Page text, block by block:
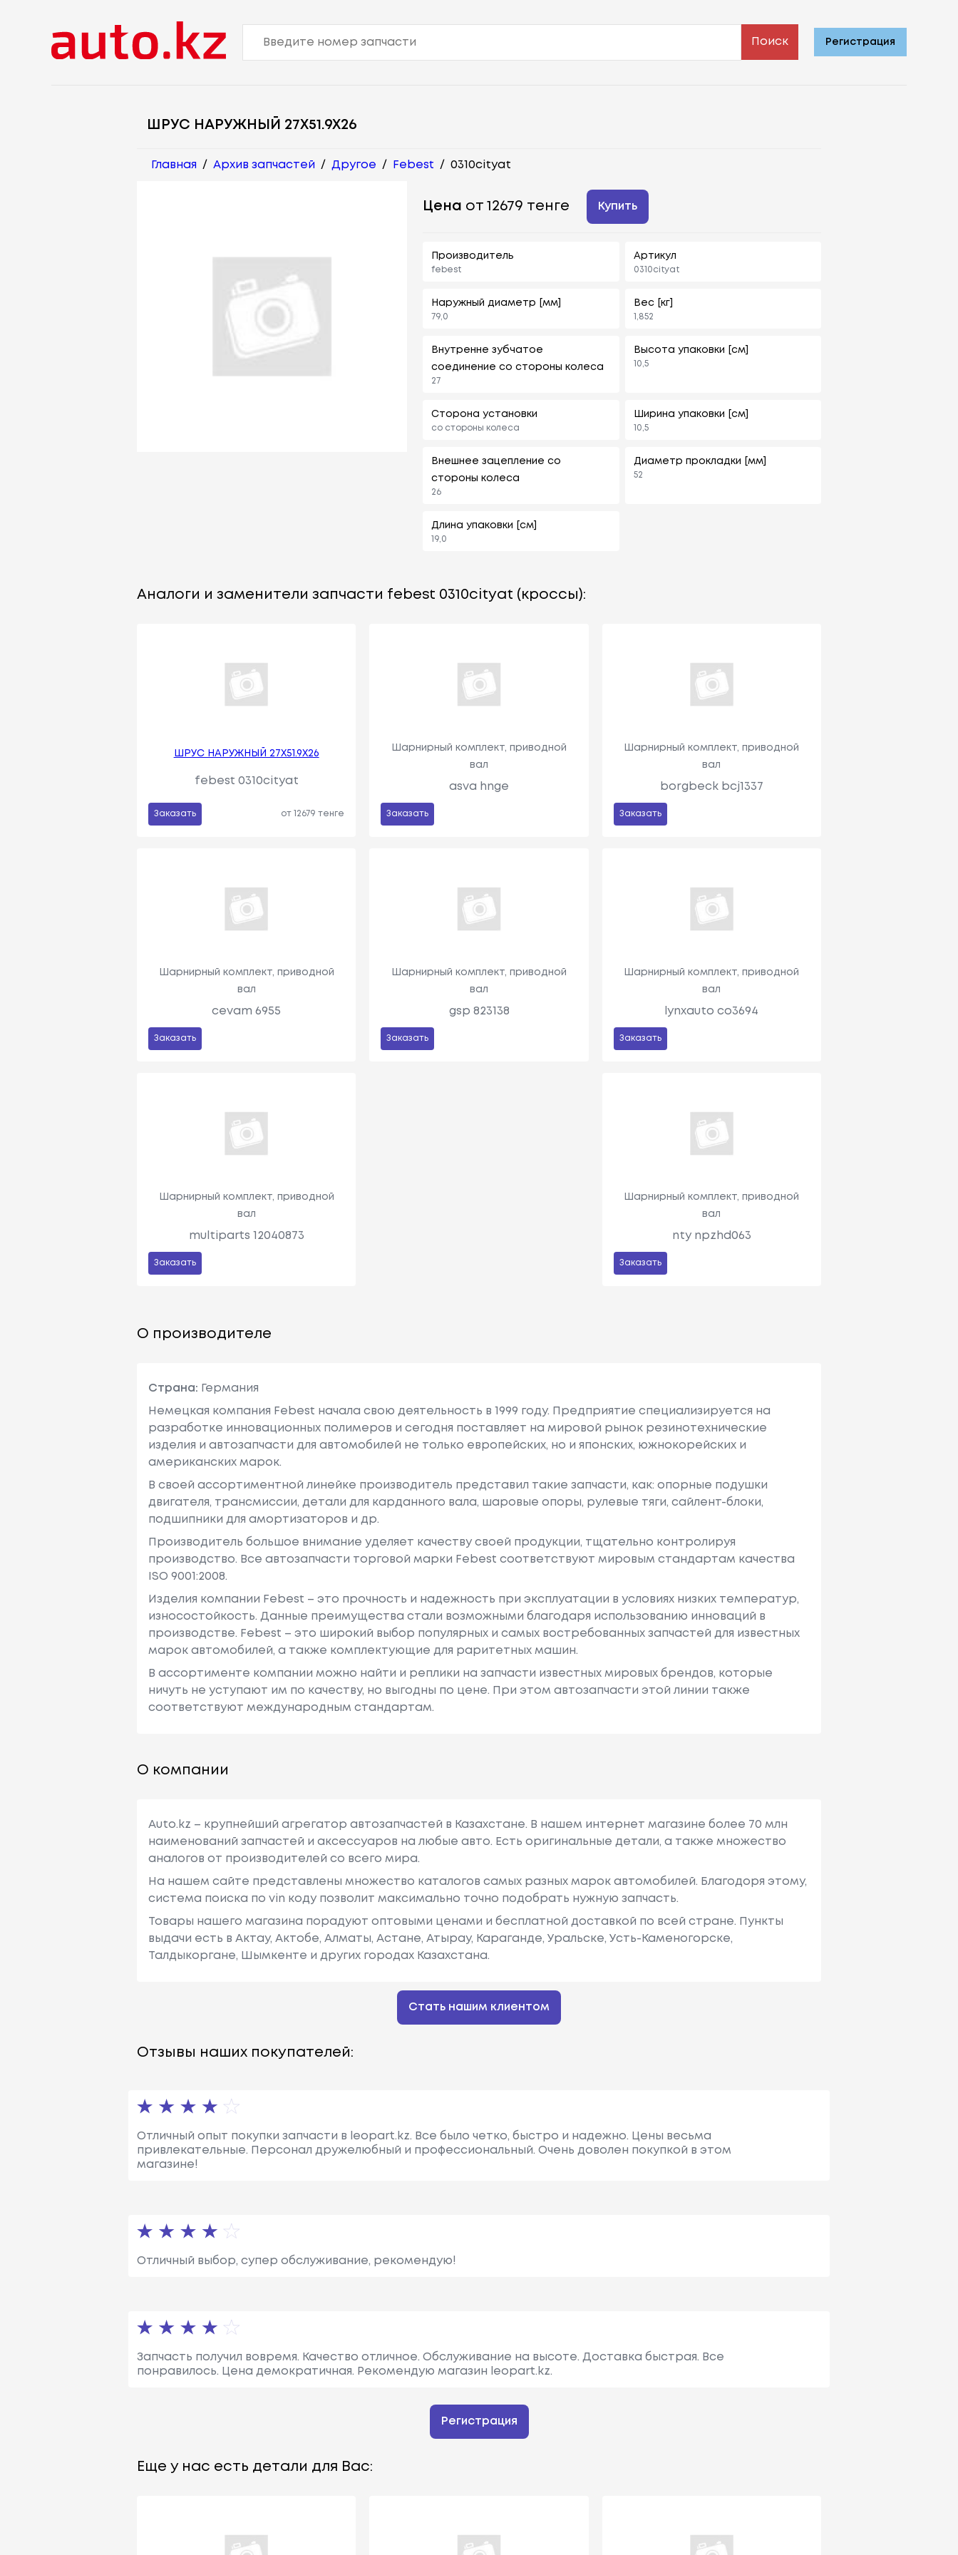
Поиск Регистрация
ШРУС НАРУЖНЫЙ 27X51.9X26
Главная / Архив запчастей / Другое / Febest / 0310cityat
Цена от 12679 тенге Купить
Производитель
febest
Артикул
0310cityat
Наружный диаметр [мм]
79,0
Вес [кг]
1,852
Внутренне зубчатое
соединение со стороны колеса
27
Высота упаковки [см]
10,5
Сторона установки
со стороны колеса
Ширина упаковки [см]
10,5
Внешнее зацепление со
стороны колеса
26
Диаметр прокладки [мм]
52
Длина упаковки [см]
19,0
Аналоги и заменители запчасти febest 0310cityat (кроссы):
ШРУС НАРУЖНЫЙ 27X51.9X26
febest 0310cityat
Заказать от 12679 тенге
Шарнирный комплект, приводной
вал
asva hnge
Заказать
Шарнирный комплект, приводной
вал
borgbeck bcj1337
Заказать
Шарнирный комплект, приводной
вал
cevam 6955
Заказать
Шарнирный комплект, приводной
вал
gsp 823138
Заказать
Шарнирный комплект, приводной
вал
lynxauto co3694
Заказать
Шарнирный комплект, приводной
вал
multiparts 12040873
Заказать
Шарнирный комплект, приводной
вал
nty npzhd063
Заказать
О производителе
Страна: Германия
Немецкая компания Febest начала свою деятельность в 1999 году. Предприятие специализируется на
разработке инновационных полимеров и сегодня поставляет на мировой рынок резинотехнические
изделия и автозапчасти для автомобилей не только европейских, но и японских, южнокорейских и
американских марок.
В своей ассортиментной линейке производитель представил такие запчасти, как: опорные подушки
двигателя, трансмиссии, детали для карданного вала, шаровые опоры, рулевые тяги, сайлент-блоки,
подшипники для амортизаторов и др.
Производитель большое внимание уделяет качеству своей продукции, тщательно контролируя
производство. Все автозапчасти торговой марки Febest соответствуют мировым стандартам качества
ISO 9001:2008.
Изделия компании Febest – это прочность и надежность при эксплуатации в условиях низких температур,
износостойкость. Данные преимущества стали возможными благодаря использованию инноваций в
производстве. Febest – это широкий выбор популярных и самых востребованных запчастей для известных
марок автомобилей, а также комплектующие для раритетных машин.
В ассортименте компании можно найти и реплики на запчасти известных мировых брендов, которые
ничуть не уступают им по качеству, но выгодны по цене. При этом автозапчасти этой линии также
соответствуют международным стандартам.
О компании
Auto.kz – крупнейший агрегатор автозапчастей в Казахстане. В нашем интернет магазине более 70 млн
наименований запчастей и аксессуаров на любые авто. Есть оригинальные детали, а также множество
аналогов от производителей со всего мира.
На нашем сайте представлены множество каталогов самых разных марок автомобилей. Благодоря этому,
система поиска по vin коду позволит максимально точно подобрать нужную запчасть.
Товары нашего магазина порадуют оптовыми ценами и бесплатной доставкой по всей стране. Пункты
выдачи есть в Актау, Актобе, Алматы, Астане, Атырау, Караганде, Уральске, Усть-Каменогорске,
Талдыкоргане, Шымкенте и других городах Казахстана.
Стать нашим клиентом
Отзывы наших покупателей:
Отличный опыт покупки запчасти в leopart.kz. Все было четко, быстро и надежно. Цены весьма
привлекательные. Персонал дружелюбный и профессиональный. Очень доволен покупкой в этом
магазине!
Отличный выбор, супер обслуживание, рекомендую!
Запчасть получил вовремя. Качество отличное. Обслуживание на высоте. Доставка быстрая. Все
понравилось. Цена демократичная. Рекомендую магазин leopart.kz.
Регистрация
Еще у нас есть детали для Вас: